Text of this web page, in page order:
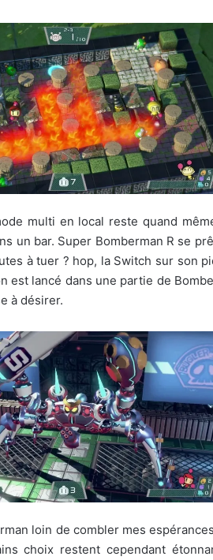
multi en local reste quand
un bar. Super Bomberman R se
à tuer ? hop, la Switch sur son
est lancé dans une partie de
à désirer.
loin de combler mes
choix restent cependant